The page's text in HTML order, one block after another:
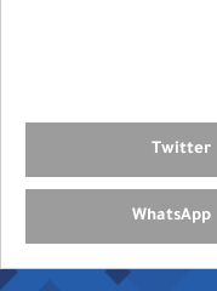
Twitter
WhatsApp